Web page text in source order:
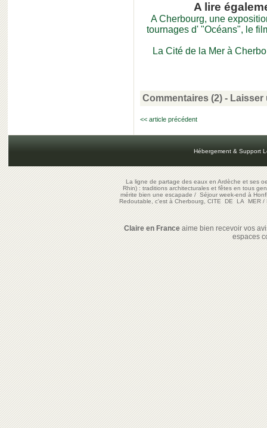
A lire
A Cherbourg, une
tournages d' "Océans", le
La Cité de la Mer à
Commentaires (2) - Laisser
<< article précédent
Hébergement & Support
La ligne de partage des eaux en Ardèche et ses
Rhin) : traditions architecturales et fêtes en tous
mérite bien une escapade/Séjour week-end à
Redoutable, c'est à Cherbourg, CITE DE LA MER/
Claire en Franceaime bien recevoir vos
espaces